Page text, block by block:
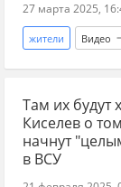
27 марта 2025,
жители Видео
разрушения
Великая
80 лет Победы
мосты
Там их будут
Киселев о
начнут
в ВСУ